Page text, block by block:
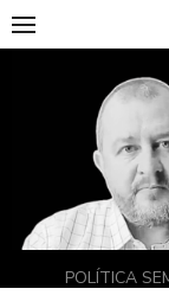
Skip
to
POLÍTICA